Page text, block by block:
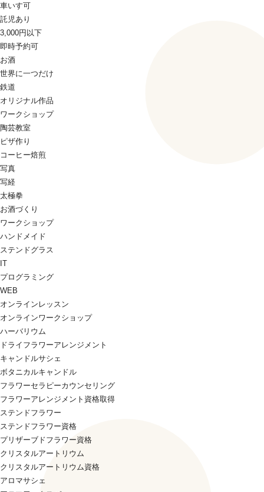
車いす可
託児あり
3,000円以下
即時予約可
お酒
世界に一つだけ
鉄道
オリジナル作品
ワークショップ
陶芸教室
ピザ作り
コーヒー焙煎
写真
写経
太極拳
お酒づくり
ワークショップ
ハンドメイド
ステンドグラス
IT
プログラミング
WEB
オンラインレッスン
オンラインワークショップ
ハーバリウム
ドライフラワーアレンジメント
キャンドルサシェ
ボタニカルキャンドル
フラワーセラピーカウンセリング
フラワーアレンジメント資格取得
ステンドフラワー
ステンドフラワー資格
プリザーブドフラワー資格
クリスタルアートリウム
クリスタルアートリウム資格
アロマサシェ